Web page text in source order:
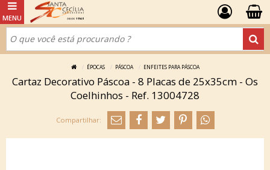
ÉPOCAS PÁSCOA ENFEITES PARA PÁSCOA
Cartaz Decorativo Páscoa - 8 Placas de 25x35cm - Os
Coelhinhos - Ref. 13004728